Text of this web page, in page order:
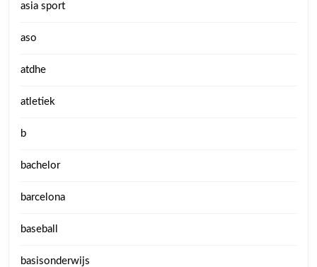
asia sport
aso
atdhe
atletiek
b
bachelor
barcelona
baseball
basisonderwijs